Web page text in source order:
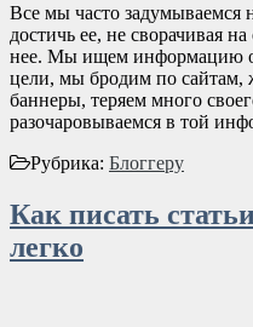
Все мы часто задумываемся
достичь ее, не сворачивая
нее. Мы ищем информацию
цели, мы бродим по сайтам,
баннеры, теряем много
разочаровываемся в той
Рубрика: Блоггеру
Как писать
легко